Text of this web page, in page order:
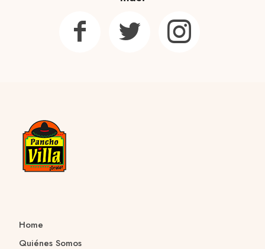
Home
Quiénes Somos